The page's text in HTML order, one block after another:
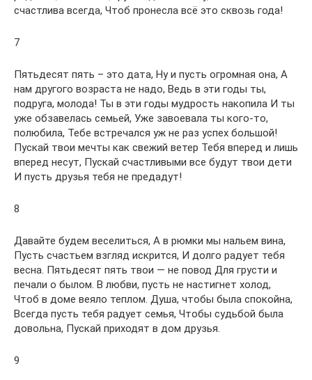
счастлива всегда, Чтоб пронесла всё это сквозь года!
7
Пятьдесят пять – это дата, Ну и пусть огромная она, А
нам другого возраста не надо, Ведь в эти годы ты,
подруга, молода! Ты в эти годы мудрость накопила И ты
уже обзавелась семьей, Уже завоевала ты кого-то,
полюбила, Тебе встречался уж не раз успех большой!
Пускай твои мечты как свежий ветер Тебя вперед и лишь
вперед несут, Пускай счастливыми все будут твои дети
И пусть друзья тебя не предадут!
8
Давайте будем веселиться, А в рюмки мы нальем вина,
Пусть счастьем взгляд искрится, И долго радует тебя
весна. Пятьдесят пять твои — не повод Для грусти и
печали о былом. В любви, пусть не настигнет холод,
Чтоб в доме веяло теплом. Душа, чтобы была спокойна,
Всегда пусть тебя радует семья, Чтобы судьбой была
довольна, Пускай приходят в дом друзья.
9